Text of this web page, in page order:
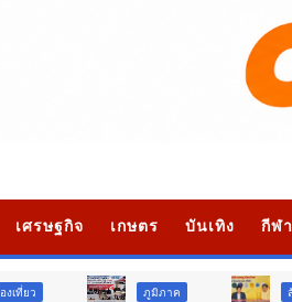
เศรษฐกิจ เกษตร บันเทิง กีฬา